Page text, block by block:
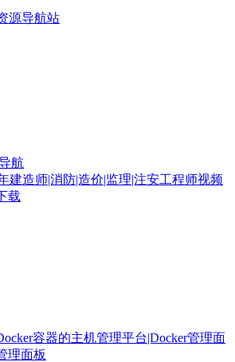
源导航站
航
建造师|消防|造价|监理|注安工程师视频
载
容器的主机管理平台|Docker管理面
理面板